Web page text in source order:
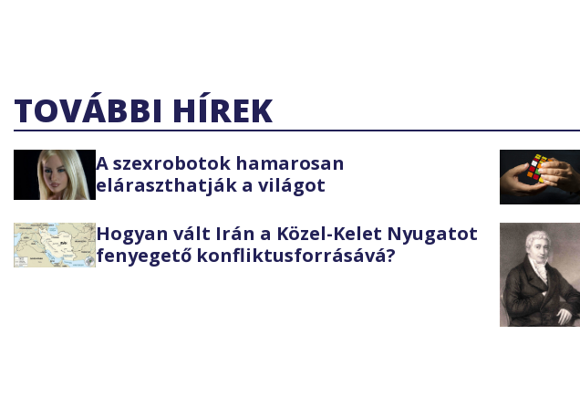
TOVÁBBI HÍREK
A szexrobotok hamarosan
eláraszthatják a világot
Hogyan vált Irán a Közel-Kelet Nyugatot
fenyegető konfliktusforrásává?